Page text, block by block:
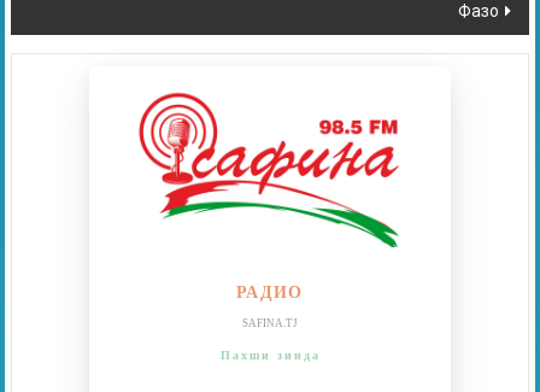
Фазо
РАДИО
SAFINA.TJ
Пахши зинда